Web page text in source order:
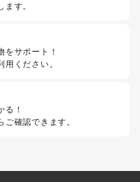
す。
をサポート！
ください。
る！
確認できます。